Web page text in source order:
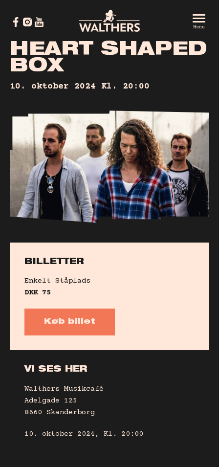
Menu
HEART SHAPED
BOX
10. oktober 2024 Kl. 20:00
BILLETTER
Enkelt Ståplads
DKK 75
Køb billet
VI SES HER
Walthers Musikcafé
Adelgade 125
8660 Skanderborg
10. oktober 2024, Kl. 20:00